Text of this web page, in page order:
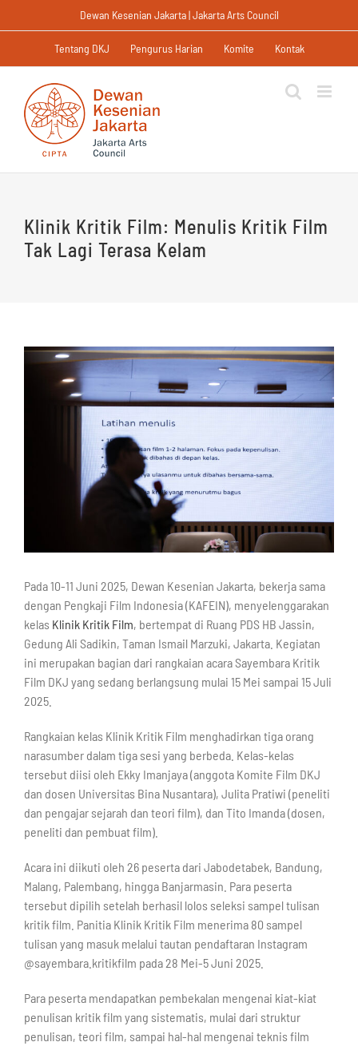
to
Dewan Kesenian Jakarta | Jakarta Arts Council
Tentang DKJ Pengurus Harian Komite Kontak
Klinik Kritik Film: Menulis Kritik Film
Tak Lagi Terasa Kelam
Pada 10-11 Juni 2025, Dewan Kesenian Jakarta, bekerja sama
dengan Pengkaji Film Indonesia (KAFEIN), menyelenggarakan
kelas Klinik Kritik Film, bertempat di Ruang PDS HB Jassin,
Gedung Ali Sadikin, Taman Ismail Marzuki, Jakarta. Kegiatan
ini merupakan bagian dari rangkaian acara Sayembara Kritik
Film DKJ yang sedang berlangsung mulai 15 Mei sampai 15 Juli
2025.
Rangkaian kelas Klinik Kritik Film menghadirkan tiga orang
narasumber dalam tiga sesi yang berbeda. Kelas-kelas
tersebut diisi oleh Ekky Imanjaya (anggota Komite Film DKJ
dan dosen Universitas Bina Nusantara), Julita Pratiwi (peneliti
dan pengajar sejarah dan teori film), dan Tito Imanda (dosen,
peneliti dan pembuat film).
Acara ini diikuti oleh 26 peserta dari Jabodetabek, Bandung,
Malang, Palembang, hingga Banjarmasin. Para peserta
tersebut dipilih setelah berhasil lolos seleksi sampel tulisan
kritik film. Panitia Klinik Kritik Film menerima 80 sampel
tulisan yang masuk melalui tautan pendaftaran Instagram
@sayembara.kritikfilm pada 28 Mei-5 Juni 2025.
Para peserta mendapatkan pembekalan mengenai kiat-kiat
penulisan kritik film yang sistematis, mulai dari struktur
penulisan, teori film, sampai hal-hal mengenai teknis film